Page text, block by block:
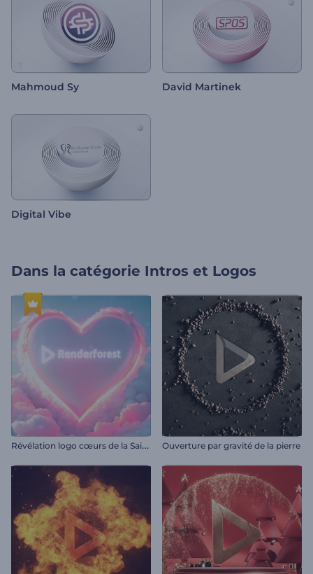
Mahmoud Sy David Martinek
Digital Vibe
Dans la catégorie Intros et Logos
R
évélation logo cœurs de la Saint-Valentin Ouverture par gravité de la pierre